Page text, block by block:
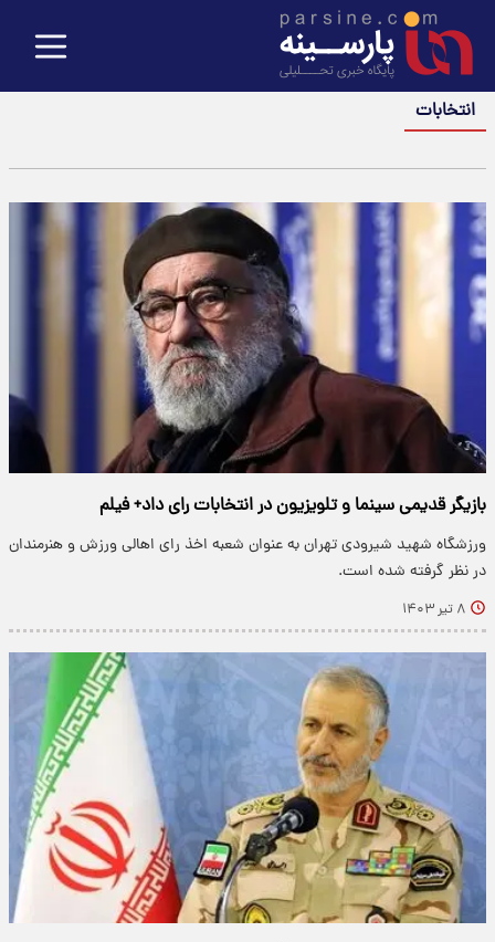
انتخابات
بازیگر قدیمی سینما و تلویزیون در انتخابات رای داد+ فیلم
ورزشگاه شهید شیرودی تهران به عنوان شعبه اخذ رای اهالی ورزش و هنرمندان
در نظر گرفته شده است.
۸ تیر ۱۴۰۳